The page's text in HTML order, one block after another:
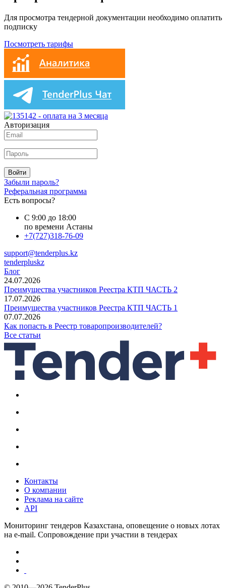
Для просмотра тендерной документации необходимо оплатить
подписку
Посмотреть тарифы
Авторизация
Войти
Забыли пароль?
Реферальная программа
Есть вопросы?
С 9:00 до 18:00
по времени Астаны
+7(727)318-76-09
support@tenderplus.kz
tenderpluskz
Блог
24.07.2026
Преимущества участников Реестра КТП ЧАСТЬ 2
17.07.2026
Преимущества участников Реестра КТП ЧАСТЬ 1
07.07.2026
Как попасть в Реестр товаропроизводителей?
Все статьи
Контакты
О компании
Реклама на сайте
API
Мониторинг тендеров Казахстана, оповещение о новых лотах
на e-mail. Сопровождение при участии в тендерах